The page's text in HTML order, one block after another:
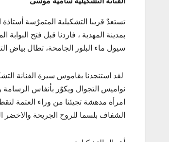
تستعدٌ قريبا التشكيلية المتمرٌسة
بمدينة المهدية ، فاردنا قبل فتح
سيول ماء البلور الجامحة، تطال بياض
لقد استنجدنا بقاموس سيرة الفنانة
نواميس التجوال ويكوٌر بأنفاس
امرأة مدهشة تجيئنا من وراء العتمة
الشفاف بلسما للروح الجريحة والاخضر